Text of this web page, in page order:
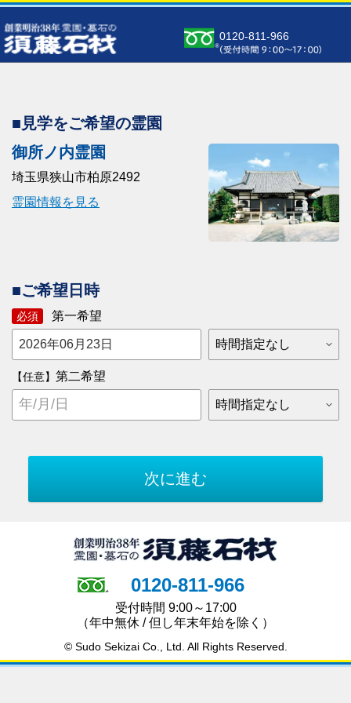
0120-811-966
■見学をご希望の霊園
御所ノ内霊園
埼玉県狭山市柏原2492
霊園情報を見る
■ご希望日時
必須 第一希望
【任意】 第二希望
0120-811-966
受付時間 9:00～17:00
（年中無休 / 但し年末年始を除く）
© Sudo Sekizai Co., Ltd. All Rights Reserved.